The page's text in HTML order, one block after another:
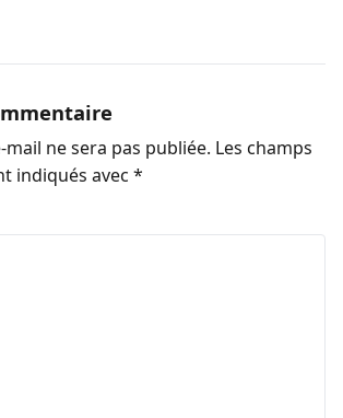
ne sera pas publiée. Les champs
indiqués avec *